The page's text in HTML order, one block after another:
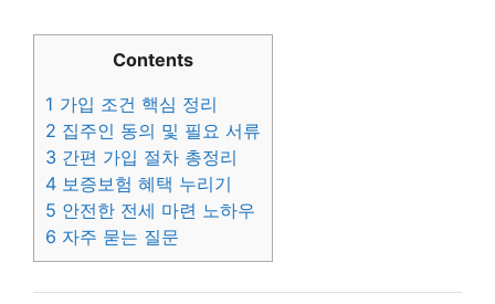
Contents
1 가입 조건 핵심 정리
2 집주인 동의 및 필요 서류
3 간편 가입 절차 총정리
4 보증보험 혜택 누리기
5 안전한 전세 마련 노하우
6 자주 묻는 질문